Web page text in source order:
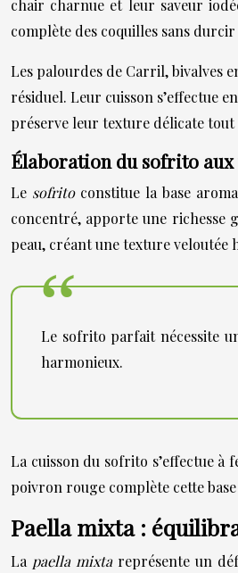
chair charnue et leur saveur
complète des coquilles sans
Les palourdes de Carril, bivalves
résiduel. Leur cuisson s’effectue
préserve leur texture délicate
Élaboration du sofrito
Le sofrito constitue la base
concentré, apporte une richesse
peau, créant une texture veloutée
Le sofrito parfait nécessite
harmonieux.
La cuisson du sofrito s’effectue à
poivron rouge complète cette
Paella mixta :
La paella mixta représente un